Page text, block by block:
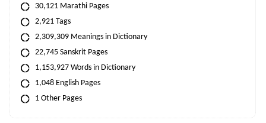
30,121 Marathi Pages
2,921 Tags
2,309,309 Meanings in Dictionary
22,745 Sanskrit Pages
1,153,927 Words in Dictionary
1,048 English Pages
1 Other Pages